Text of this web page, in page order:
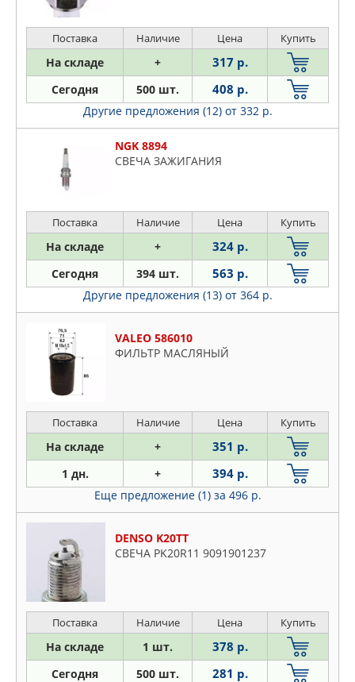
Поставка Наличие Цена Купить
На складе + 317 р.
Сегодня 500 шт. 408 р.
Другие предложения (12) от 332 р.
NGK 8894
СВЕЧА ЗАЖИГАНИЯ
Поставка Наличие Цена Купить
На складе + 324 р.
Сегодня 394 шт. 563 р.
Другие предложения (13) от 364 р.
VALEO 586010
ФИЛЬТР МАСЛЯНЫЙ
Поставка Наличие Цена Купить
На складе + 351 р.
1 дн. + 394 р.
Еще предложение (1) за 496 р.
DENSO K20TT
СВЕЧА PK20R11 9091901237
Поставка Наличие Цена Купить
На складе 1 шт. 378 р.
Сегодня 500 шт. 281 р.